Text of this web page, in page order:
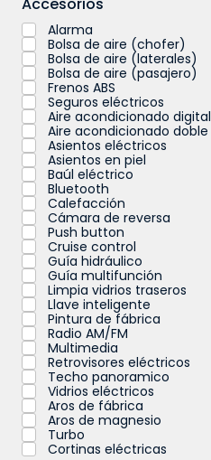
Accesorios
Alarma
Bolsa de aire (chofer)
Bolsa de aire (laterales)
Bolsa de aire (pasajero)
Frenos ABS
Seguros eléctricos
Aire acondicionado digital
Aire acondicionado doble
Asientos eléctricos
Asientos en piel
Baúl eléctrico
Bluetooth
Calefacción
Cámara de reversa
Push button
Cruise control
Guía hidráulico
Guía multifunción
Limpia vidrios traseros
Llave inteligente
Pintura de fábrica
Radio AM/FM
Multimedia
Retrovisores eléctricos
Techo panoramico
Vidrios eléctricos
Aros de fábrica
Aros de magnesio
Turbo
Cortinas eléctricas